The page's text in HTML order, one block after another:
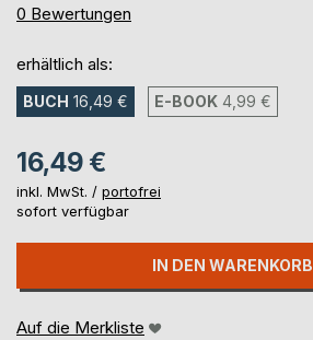
0%
0 Bewertungen
erhältlich als:
BUCH 16,49 € E-BOOK 4,99 €
16,49 €
inkl. MwSt. / portofrei
sofort verfügbar
IN DEN WARENKORB
Auf die Merkliste